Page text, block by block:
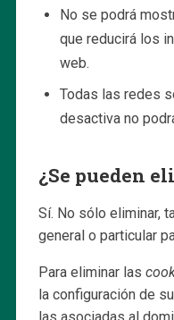
No se podrá
que reducirá los
web.
Todas las redes
desactiva no
¿Se pueden
Sí. No sólo eliminar,
general o particular
Para eliminar las
la configuración de